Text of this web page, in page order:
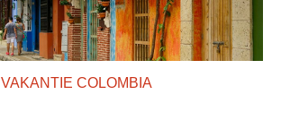
VAKANTIE COLOMBIA